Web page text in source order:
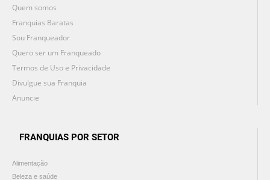
Quem somos
Franquias Baratas
Sou Franqueador
Quero ser um Franqueado
Termos de Uso e Privacidade
Divulgue sua Franquia
Anuncie
FRANQUIAS POR SETOR
Alimentação
Beleza e saúde